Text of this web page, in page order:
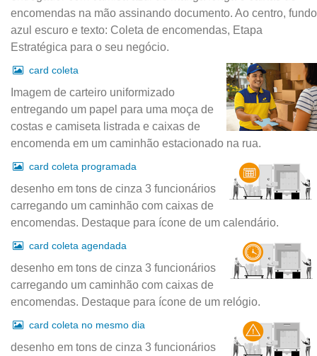
encomendas na mão assinando documento. Ao centro, fundo
azul escuro e texto: Coleta de encomendas, Etapa
Estratégica para o seu negócio.
card coleta
Imagem de carteiro uniformizado
entregando um papel para uma moça de
costas e camiseta listrada e caixas de
encomenda em um caminhão estacionado na rua.
card coleta programada
desenho em tons de cinza 3 funcionários
carregando um caminhão com caixas de
encomendas. Destaque para ícone de um calendário.
card coleta agendada
desenho em tons de cinza 3 funcionários
carregando um caminhão com caixas de
encomendas. Destaque para ícone de um relógio.
card coleta no mesmo dia
desenho em tons de cinza 3 funcionários